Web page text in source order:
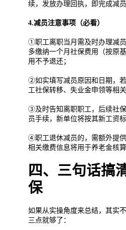
续，发放办理回执，即完成减员
4.减员注意事项（必看）
①职工离职当月需及时办理减
多缴纳一个月社保费用（按原
用不予退还；
②如实填写减员原因和日期，
工社保转移、失业金申领等相关
③及时告知离职职工，后续社
员手续，新单位将按其新工资
④职工退休减员的，需额外提
相关缴费信息将用于养老金核算
四、三句话搞
保
如果从实操角度来总结，其实
三点就够了：